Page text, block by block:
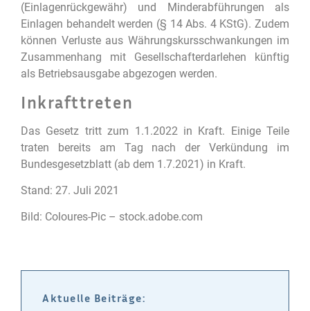
(Einlagenrückgewähr) und Minderabführungen als
Einlagen behandelt werden (§ 14 Abs. 4 KStG). Zudem
können Verluste aus Währungskursschwankungen im
Zusammenhang mit Gesellschafterdarlehen künftig
als Betriebsausgabe abgezogen werden.
Inkrafttreten
Das Gesetz tritt zum 1.1.2022 in Kraft. Einige Teile
traten bereits am Tag nach der Verkündung im
Bundesgesetzblatt (ab dem 1.7.2021) in Kraft.
Stand: 27. Juli 2021
Bild: Coloures-Pic – stock.adobe.com
Aktuelle Beiträge: